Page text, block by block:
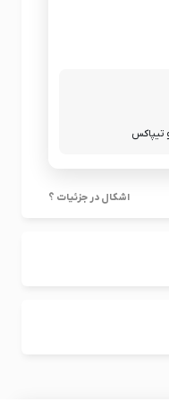
تیپاکس
اشکال در جزئیات ؟